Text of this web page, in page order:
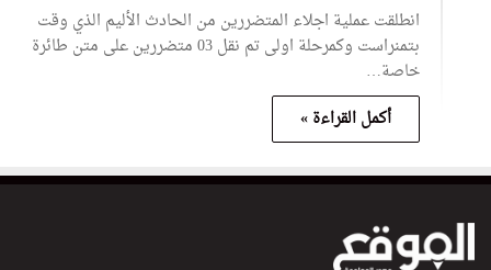
انطلقت عملية اجلاء المتضررين من الحادث الأليم الذي وقت
بتمنراست وكمرحلة اولى تم نقل 03 متضررين على متن طائرة
خاصة…
أكمل القراءة »